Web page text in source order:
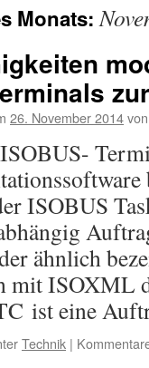
Monats:
26. November 2014von
ISOBUS
ähnlich
mit ISOXML
ist eine
Technik |